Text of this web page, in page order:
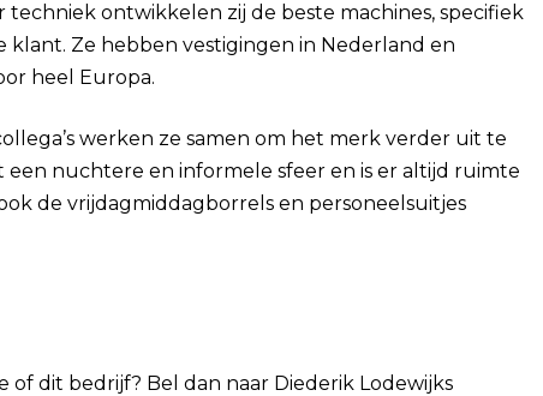
techniek ontwikkelen zij de beste machines, specifiek
klant. Ze hebben vestigingen in Nederland en
heel Europa.
werken ze samen om het merk verder uit te
nuchtere en informele sfeer en is er altijd ruimte
de vrijdagmiddagborrels en personeelsuitjes
dit bedrijf? Bel dan naar Diederik Lodewijks